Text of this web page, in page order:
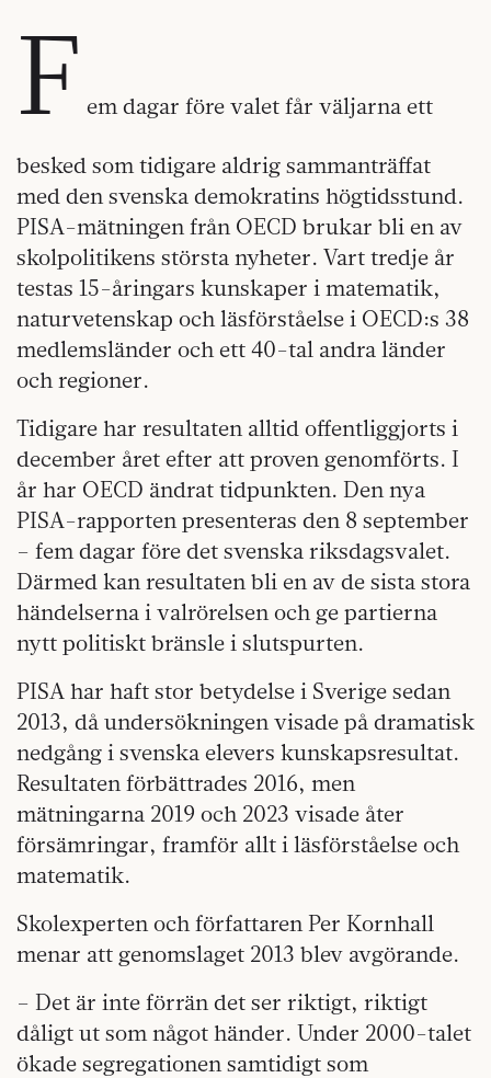
F em dagar före valet får väljarna ett
besked som tidigare aldrig sammanträffat
med den svenska demokratins högtidsstund.
PISA-mätningen från OECD brukar bli en av
skolpolitikens största nyheter. Vart tredje år
testas 15-åringars kunskaper i matematik,
naturvetenskap och läsförståelse i OECD:s 38
medlemsländer och ett 40-tal andra länder
och regioner.
Tidigare har resultaten alltid offentliggjorts i
december året efter att proven genomförts. I
år har OECD ändrat tidpunkten. Den nya
PISA-rapporten presenteras den 8 september
– fem dagar före det svenska riksdagsvalet.
Därmed kan resultaten bli en av de sista stora
händelserna i valrörelsen och ge partierna
nytt politiskt bränsle i slutspurten.
PISA har haft stor betydelse i Sverige sedan
2013, då undersökningen visade på dramatisk
nedgång i svenska elevers kunskapsresultat.
Resultaten förbättrades 2016, men
mätningarna 2019 och 2023 visade åter
försämringar, framför allt i läsförståelse och
matematik.
Skolexperten och författaren Per Kornhall
menar att genomslaget 2013 blev avgörande.
– Det är inte förrän det ser riktigt, riktigt
dåligt ut som något händer. Under 2000-talet
ökade segregationen samtidigt som